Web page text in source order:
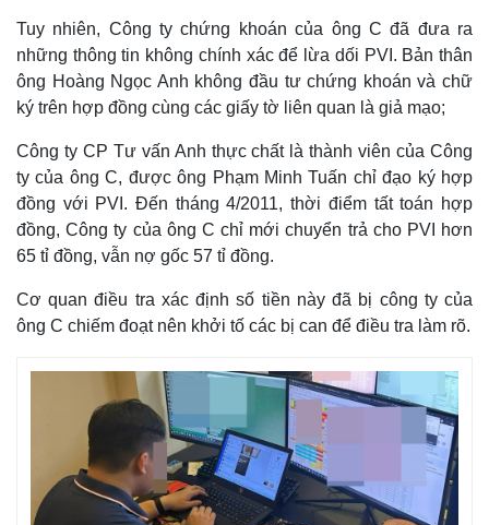
Thế giới
Multimedia
Tuy nhiên, Công ty chứng khoán của ông C đã đưa ra
những thông tin không chính xác để lừa dối PVI. Bản thân
ông Hoàng Ngọc Anh không đầu tư chứng khoán và chữ
ký trên hợp đồng cùng các giấy tờ liên quan là giả mạo;
Công ty CP Tư vấn Anh thực chất là thành viên của Công
ty của ông C, được ông Phạm Minh Tuấn chỉ đạo ký hợp
đồng với PVI. Đến tháng 4/2011, thời điểm tất toán hợp
đồng, Công ty của ông C chỉ mới chuyển trả cho PVI hơn
65 tỉ đồng, vẫn nợ gốc 57 tỉ đồng.
Cơ quan điều tra xác định số tiền này đã bị công ty của
ông C chiếm đoạt nên khởi tố các bị can để điều tra làm rõ.